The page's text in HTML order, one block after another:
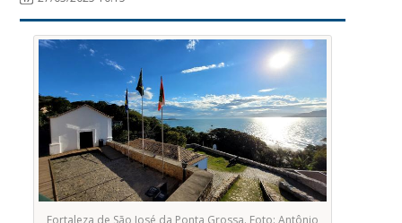
Fortaleza de São José da Ponta Grossa. Foto: Antônio